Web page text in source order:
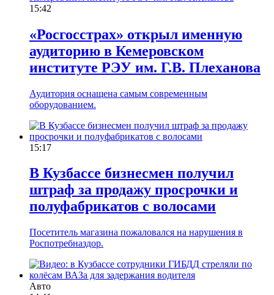
15:42
«Росгосстрах» открыл именную
аудиторию в Кемеровском
институте РЭУ им. Г.В. Плеханова
Аудитория оснащена самым современным
оборудованием.
15:17
В Кузбассе бизнесмен получил
штраф за продажу просрочки и
полуфабрикатов с волосами
Посетитель магазина пожаловался на нарушения в
Роспотребназдор.
Авто